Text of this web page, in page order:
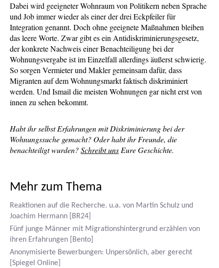
Dabei wird geeigneter Wohnraum von Politikern neben Sprache
und Job immer wieder als einer der drei Eckpfeiler für
Integration genannt. Doch ohne geeignete Maßnahmen bleiben
das leere Worte. Zwar gibt es ein Antidiskriminierungsgesetz,
der konkrete Nachweis einer Benachteiligung bei der
Wohnungsvergabe ist im Einzelfall allerdings äußerst schwierig.
So sorgen Vermieter und Makler gemeinsam dafür, dass
Migranten auf dem Wohnungsmarkt faktisch diskriminiert
werden. Und Ismail die meisten Wohnungen gar nicht erst von
innen zu sehen bekommt.
Habt ihr selbst Erfahrungen mit Diskriminierung bei der
Wohnungssuche gemacht? Oder habt ihr Freunde, die
benachteiligt wurden?Schreibt unsEure Geschichte.
Mehr zum Thema
Reaktionen auf die Recherche. u.a. von Martin Schulz und
Joachim Hermann [BR24]
Fünf junge Männer mit Migrationshintergrund erzählen von
ihren Erfahrungen [Bento]
Anonymisierte Bewerbungen: Unpersönlich, aber gerecht
[Spiegel Online]